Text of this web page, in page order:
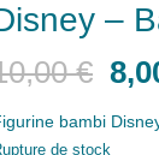
–
€ Le
prix
bambi
de stock